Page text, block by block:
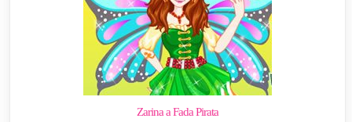
Zarina a Fada Pirata